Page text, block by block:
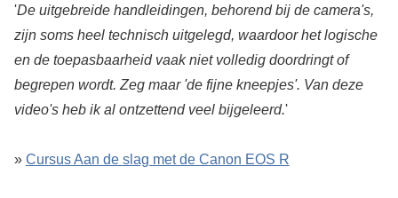
'De uitgebreide handleidingen, behorend bij de camera's,
zijn soms heel technisch uitgelegd, waardoor het logische
en de toepasbaarheid vaak niet volledig doordringt of
begrepen wordt. Zeg maar 'de fijne kneepjes'. Van deze
video's heb ik al ontzettend veel bijgeleerd.'
» Cursus Aan de slag met de Canon EOS R